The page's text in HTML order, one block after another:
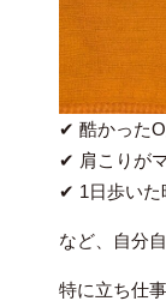
✔ 酷かった
✔ 肩こりが
✔ 1日歩いた
など、自分
特に立ち仕